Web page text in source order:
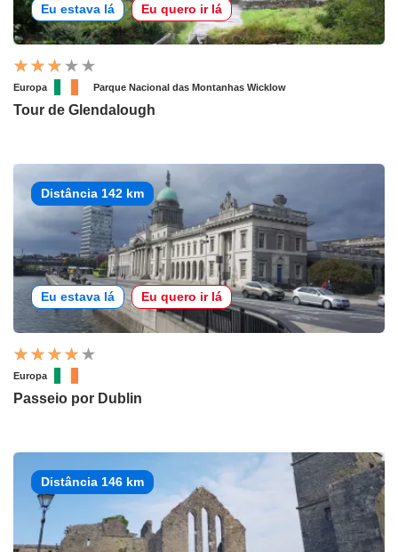
Eu estava lá Eu quero ir lá
Europa Parque Nacional das Montanhas Wicklow
Tour de Glendalough
Distância 142 km
Eu estava lá Eu quero ir lá
Europa
Passeio por Dublin
Distância 146 km